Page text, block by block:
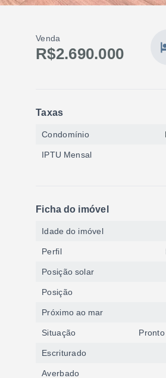
Venda
R$2.690.000
Taxas
Condomínio
IPTU Mensal
Ficha do imóvel
Idade do imóvel
Perfil
Posição solar
Posição
Próximo ao mar
Situação
Escriturado
Averbado